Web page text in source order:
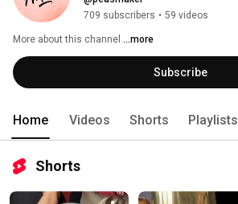
709 subscribers • 59 videos
More about this channel ...more
Subscribe
Home Videos Shorts Playlists
Shorts